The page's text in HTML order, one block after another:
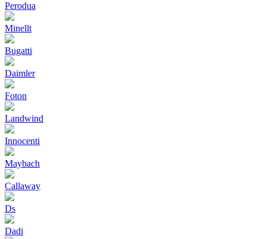
Perodua
Minellt
Bugatti
Daimler
Foton
Landwind
Innocenti
Maybach
Callaway
Ds
Dadi